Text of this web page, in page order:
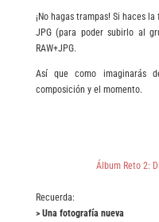
¡No hagas trampas! Si haces
JPG (para poder subirlo al
RAW+JPG.
Así que como imaginarás
composición y el momento.
Álbum Reto 2:
Recuerda:
> Una fotografía nueva